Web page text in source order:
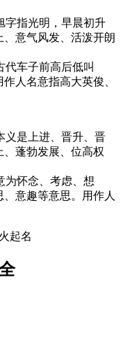
字指光明，早晨初升
意气风发、活泼开朗
代车子前高后低叫
人名意指高大英俊、
义是上进、晋升、晋
蓬勃发展、位高权
为怀念、考虑、想
意趣等意思。用作人